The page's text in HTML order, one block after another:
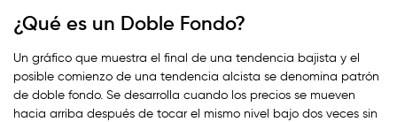
¿Qué es un Doble Fondo?
Un gráfico que muestra el final de una tendencia bajista y el
posible comienzo de una tendencia alcista se denomina patrón
de doble fondo. Se desarrolla cuando los precios se mueven
hacia arriba después de tocar el mismo nivel bajo dos veces sin